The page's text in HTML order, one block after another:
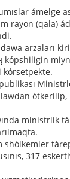
ámelge
rayon (qala)
arzaları
kórsetpekte.
317